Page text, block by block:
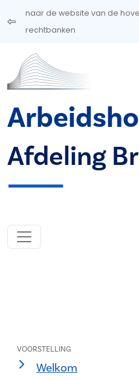
Overslaan en naar de inhoud
naar de website van de
rechtbanken
Afdeling
VOORSTELLING
Welkom